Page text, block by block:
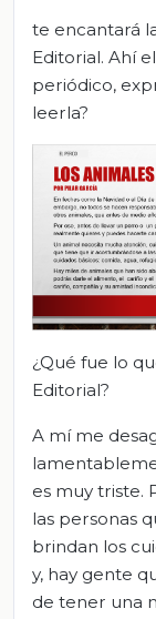
te encantará
Editorial. Ahí
periódico,
leerla?
¿Qué fue lo
Editorial?
A mí me
es muy triste.
las personas
brindan los
y, hay gente
de tener una